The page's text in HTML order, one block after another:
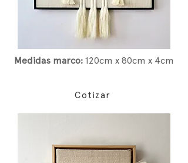
Medidas marco: 120cm x 80cm x 4cm
Cotizar